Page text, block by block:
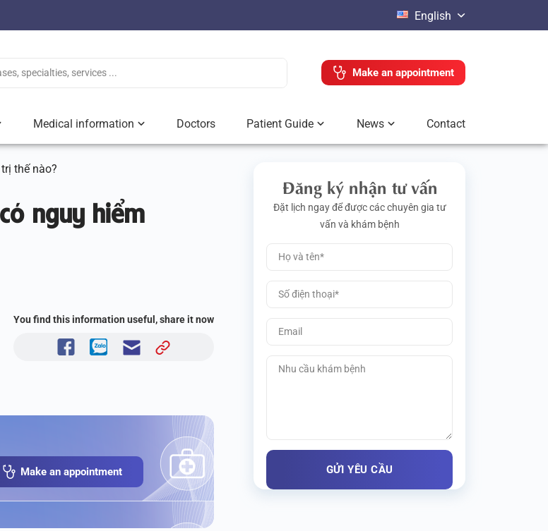
English
Make an appointment
Medical information Doctors Patient Guide News Contact
thế nào?
nguy hiểm
You find this information useful, share it now
Make an appointment
Đăng ký nhận tư vấn
Đặt lịch ngay để được các chuyên gia tư
vấn và khám bệnh